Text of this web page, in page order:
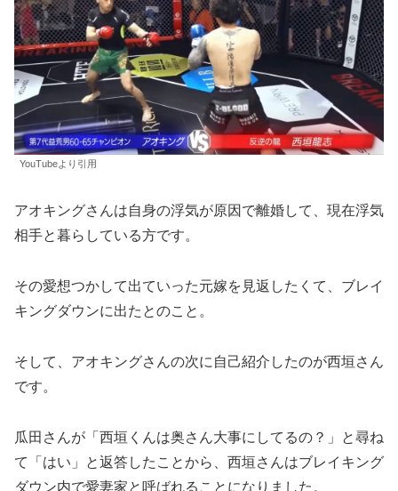
YouTubeより引用
アオキングさんは自身の浮気が原因で離婚して、現在浮気
相手と暮らしている方です。
その愛想つかして出ていった元嫁を見返したくて、ブレイ
キングダウンに出たとのこと。
そして、アオキングさんの次に自己紹介したのが西垣さん
です。
瓜田さんが「西垣くんは奥さん大事にしてるの？」と尋ね
て「はい」と返答したことから、西垣さんはブレイキング
ダウン内で愛妻家と呼ばれることになりました。